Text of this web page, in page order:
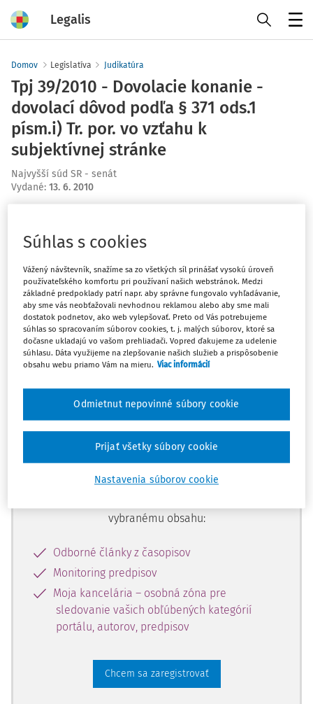
Legalis
Domov Legislatíva Judikatúra
Tpj 39/2010 - Dovolacie konanie -
dovolací dôvod podľa § 371 ods.1
písm.i) Tr. por. vo vzťahu k
subjektívnej stránke
Najvyšší súd SR - senát
Vydané: 13. 6. 2010
Ups, zatiaľ ste si prečítali len
začiatok...
Celý odborný obsah z tejto oblasti je
dostupný predplatiteľom portálu.
Odomknite si prístup k odbornému
obsahu a získajte prístup na 10 dní
zdarma, stačí sa len zaregistrovať.
vybranému obsahu:
Odborné články z časopisov
Monitoring predpisov
Moja kancelária – osobná zóna pre
sledovanie vašich obľúbených kategórií
portálu, autorov, predpisov
Chcem sa zaregistrovať
Súhlas s cookies
Vážený návštevník, snažíme sa zo všetkých síl prinášať vysokú úroveň
používateľského komfortu pri používaní našich webstránok. Medzi
základné predpoklady patrí napr. aby správne fungovalo vyhľadávanie,
aby sme vás neobťažovali nevhodnou reklamou alebo aby sme mali
dostatok podnetov, ako web vylepšovať. Preto od Vás potrebujeme
súhlas so spracovaním súborov cookies, t. j. malých súborov, ktoré sa
dočasne ukladajú vo vašom prehliadači. Vopred ďakujeme za udelenie
súhlasu. Dáta využijeme na zlepšovanie našich služieb a prispôsobenie
obsahu webu priamo Vám na mieru. Viac informácií
Nastavenia súborov cookie
Odmietnut nepovinné súbory cookie
Prijať všetky súbory cookie